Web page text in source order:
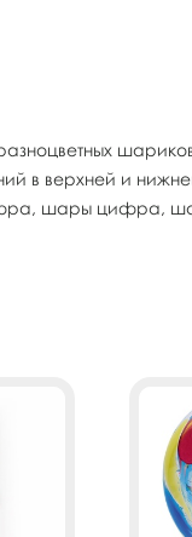
в верхней и
цифра, шары